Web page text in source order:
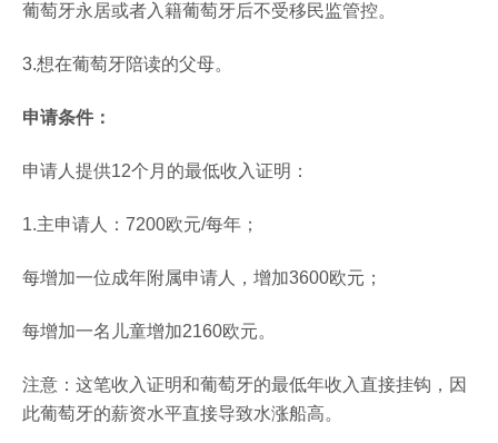
葡萄牙永居或者入籍葡萄牙后不受移民监管控。
3.想在葡萄牙陪读的父母。
申请条件：
申请人提供12个月的最低收入证明：
1.主申请人：7200欧元/每年；
每增加一位成年附属申请人，增加3600欧元；
每增加一名儿童增加2160欧元。
注意：这笔收入证明和葡萄牙的最低年收入直接挂钩，因
此葡萄牙的薪资水平直接导致水涨船高。